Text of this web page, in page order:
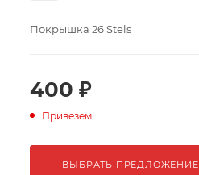
Покрышка 26 Stels
400 ₽
Привезем
ВЫБРАТЬ ПРЕДЛОЖЕНИЕ